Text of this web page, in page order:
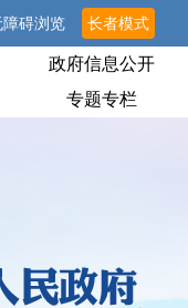
障碍浏览 长者模式
政府信息公开
专题专栏